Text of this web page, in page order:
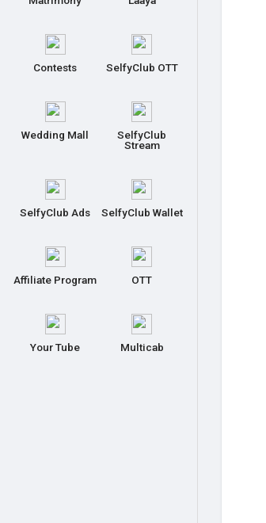
Contests SelfyClub OTT
Wedding Mall
SelfyClub
Stream
SelfyClub Ads SelfyClub Wallet
Affiliate Program OTT
Your Tube Multicab